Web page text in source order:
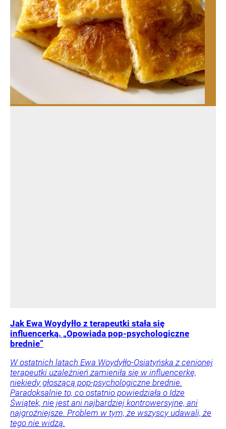
Jak Ewa Woydyłło z terapeutki stała się
influencerką. „Opowiada pop-psychologiczne
brednie”
W ostatnich latach Ewa Woydyłło-Osiatyńska z cenionej
terapeutki uzależnień zamieniła się w influencerkę,
niekiedy głoszącą pop-psychologiczne brednie.
Paradoksalnie to, co ostatnio powiedziała o Idze
Świątek, nie jest ani najbardziej kontrowersyjne, ani
najgroźniejsze. Problem w tym, że wszyscy udawali, że
tego nie widzą.